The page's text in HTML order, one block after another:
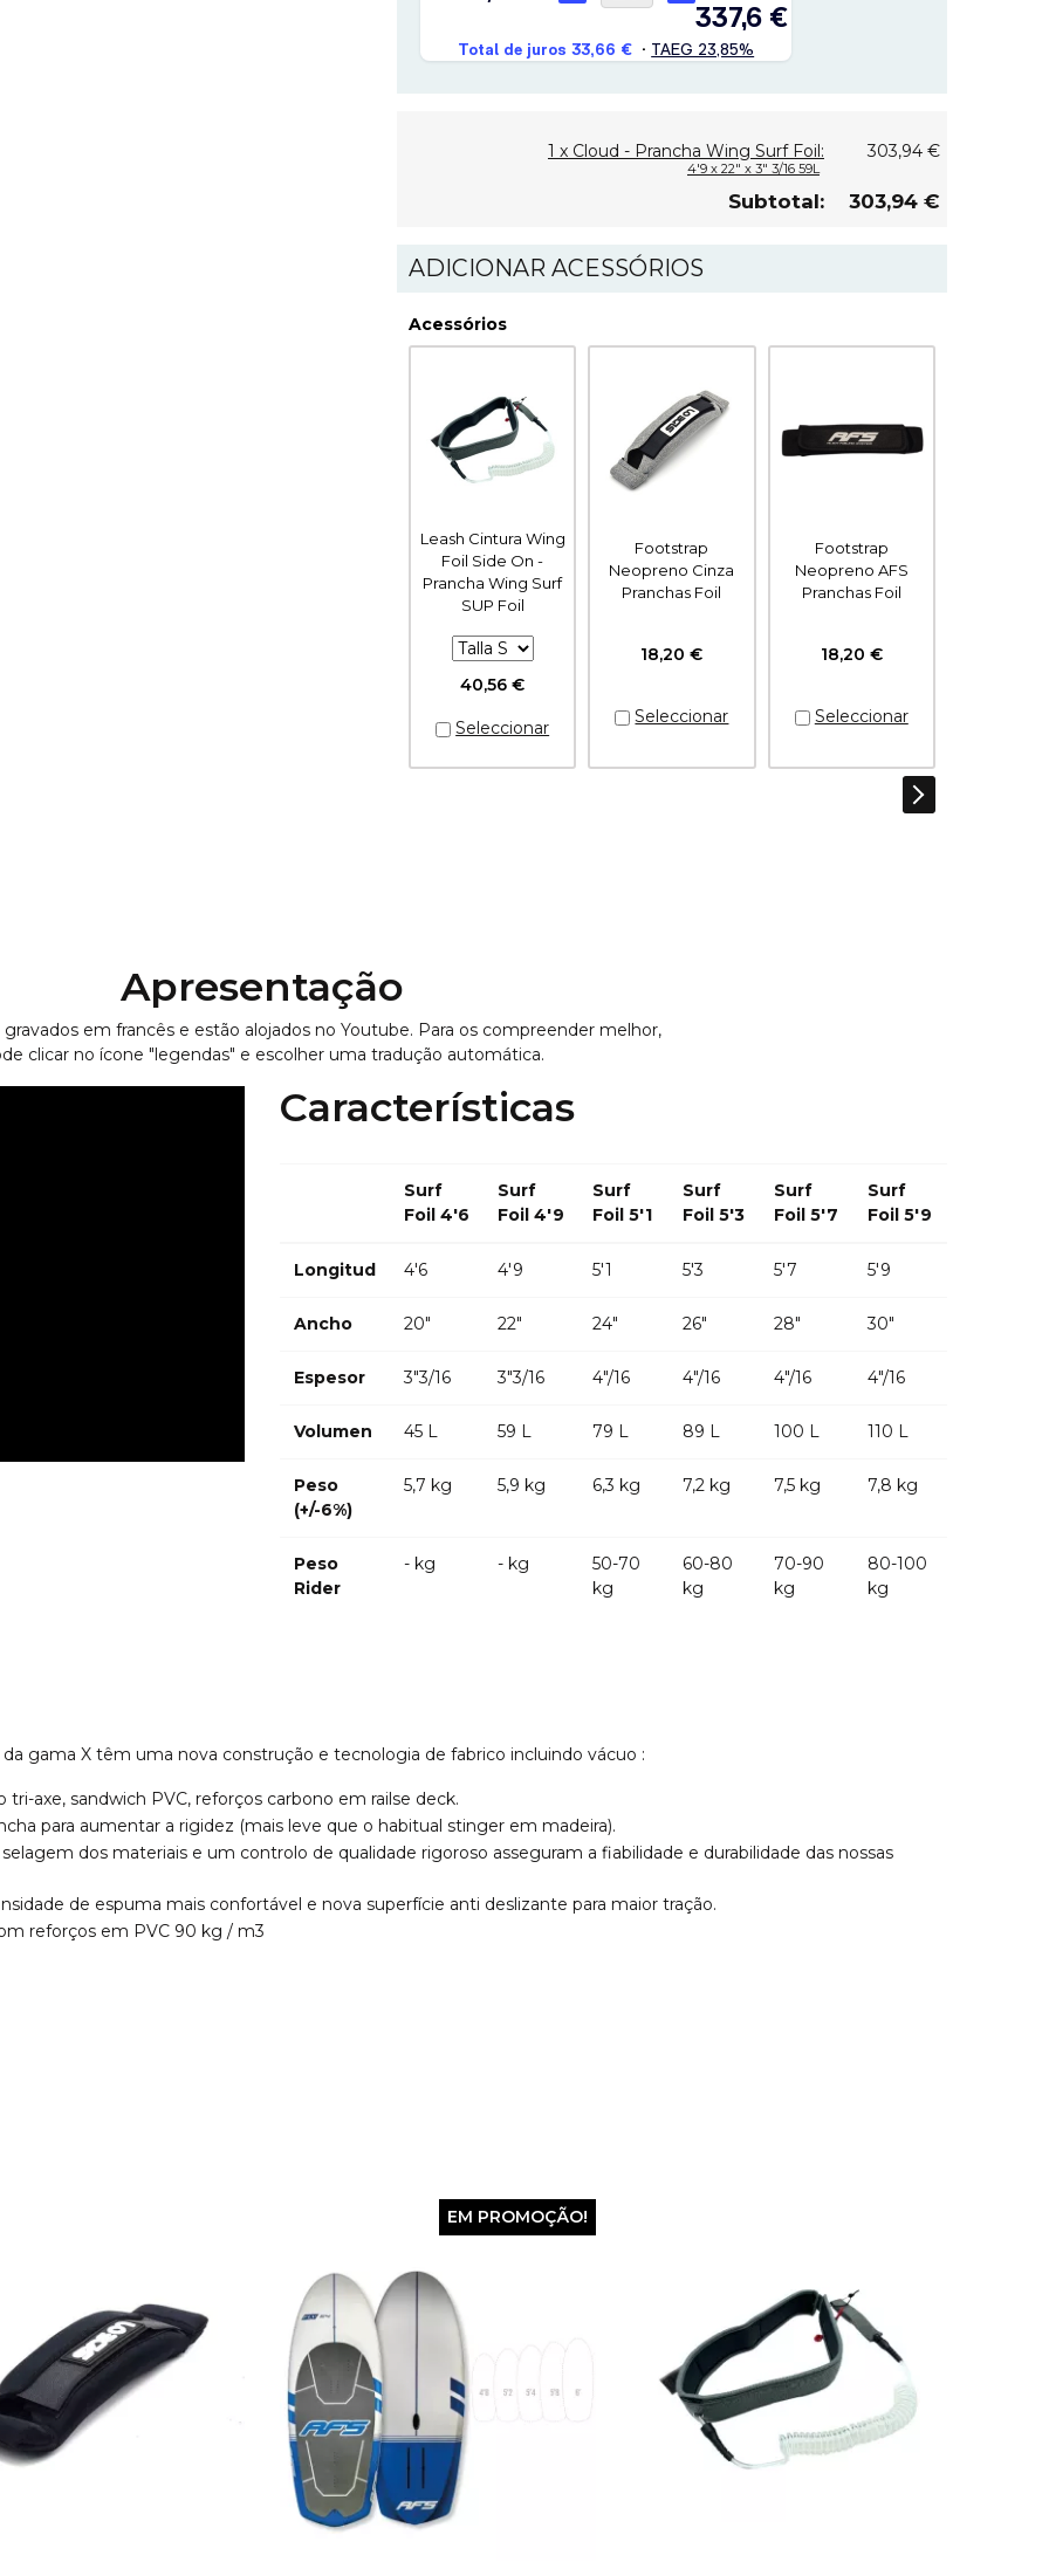
1 x Cloud - Prancha Wing Surf Foil:
4'9 x 22" x 3" 3/16 59L
303,94 €
Subtotal: 303,94 €
ADICIONAR ACESSÓRIOS
Acessórios
Leash Cintura Wing
Foil Side On -
Prancha Wing Surf
SUP Foil
40,56 €
Footstrap
Neopreno Cinza
Pranchas Foil
18,20 €
Footstrap
Neopreno AFS
Pranchas Foil
18,20 €
Apresentação
em francês e estão alojados no Youtube. Para os compreender melhor,
clicar no ícone "legendas" e escolher uma tradução automática.
Características
Surf
Foil 4′6
Surf
Foil 4′9
Surf
Foil 5′1
Surf
Foil 5′3
Surf
Foil 5'7
Surf
Foil 5'9
Longitud 4′6 4'9 5′1 5′3 5′7 5′9
Ancho 20″ 22″ 24″ 26″ 28″ 30″
Espesor 3″3/16 3″3/16 4″/16 4″/16 4″/16 4″/16
Volumen 45 L 59 L 79 L 89 L 100 L 110 L
Peso
(+/-6%)
5,7 kg 5,9 kg 6,3 kg 7,2 kg 7,5 kg 7,8 kg
Peso
Rider
- kg - kg
50-70
kg
60-80
kg
70-90
kg
80-100
kg
da gama X têm uma nova construção e tecnologia de fabrico incluindo vácuo :
tri-axe, sandwich PVC, reforços carbono em railse deck.
para aumentar a rigidez (mais leve que o habitual stinger em madeira).
dos materiais e um controlo de qualidade rigoroso asseguram a fiabilidade e durabilidade das nossas
de espuma mais confortável e nova superfície anti deslizante para maior tração.
reforços em PVC 90 kg / m3
EM PROMOÇÃO!